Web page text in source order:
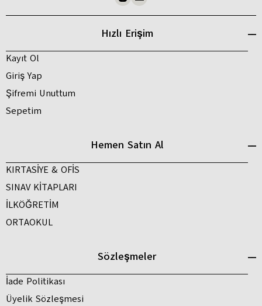
Hızlı Erişim
Kayıt Ol
Giriş Yap
Şifremi Unuttum
Sepetim
Hemen Satın Al
KIRTASİYE & OFİS
SINAV KİTAPLARI
İLKÖĞRETİM
ORTAOKUL
Sözleşmeler
İade Politikası
Üyelik Sözleşmesi